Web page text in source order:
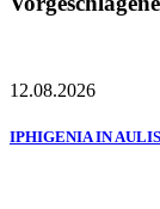
12.08.2026
IPHIGENIA IN AULIS